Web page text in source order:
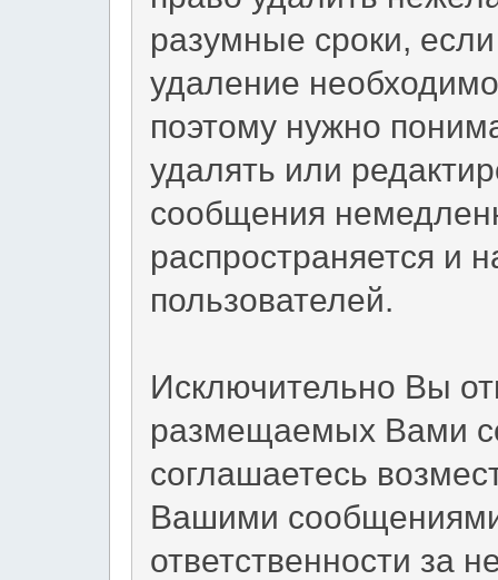
разумные сроки,
удаление
поэтому нужно
удалять или
сообщения
распространяется
пользователей.
Исключительно Вы
размещаемых Вами
соглашаетесь
Вашими
ответственности за